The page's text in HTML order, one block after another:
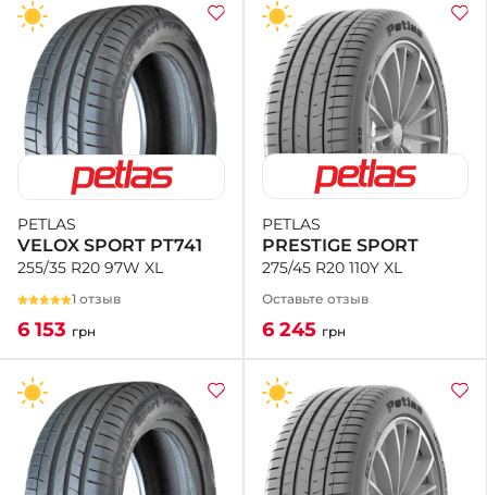
PETLAS
VELOX SPORT PT741
255/35 R20 97W XL
1 отзыв
6 153 грн
PETLAS
PRESTIGE SPORT
275/45 R20 110Y XL
Оставьте отзыв
6 245 грн